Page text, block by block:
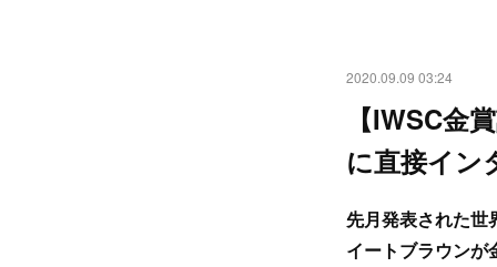
2020.09.09 03:24
【IWSC金
に直接イン
先月発表された
イートブラウンが